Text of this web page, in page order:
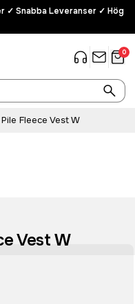
✓ Snabba Leveranser ✓ Hög
0
Fleece Vest W
Vest W